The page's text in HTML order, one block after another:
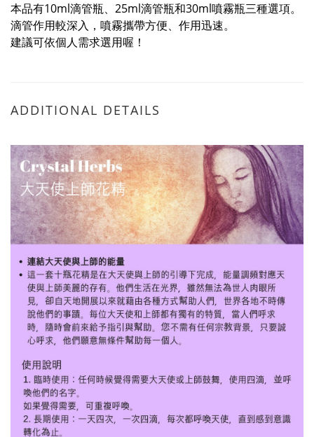
本品有10ml滴管瓶、25ml滴管瓶和30ml噴霧瓶三種選項。
滴管作用較深入，噴霧攜帶方便、作用迅速。
建議可依個人需求選用喔！
ADDITIONAL DETAILS